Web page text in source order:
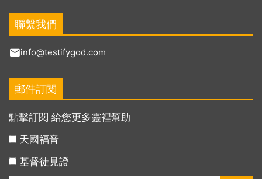
聯繫我們
info@testifygod.com
郵件訂閱
點擊訂閱 給您更多靈裡幫助
天國福音
基督徒見證